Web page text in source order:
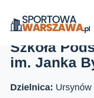
Strona główna
Boiska
Szkoła Podstawowa nr 336
Szkoła
im. Janka
Dzielnica: Ursynów